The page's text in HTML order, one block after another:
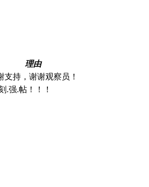
理由
支持，谢谢观察员！
.强.帖！！！